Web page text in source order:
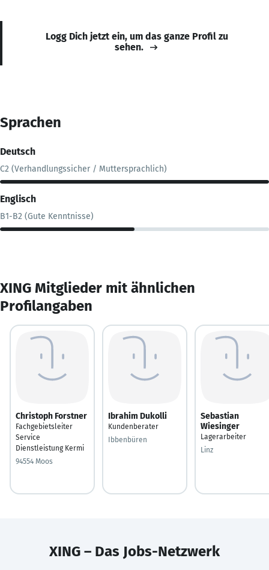
Logg Dich jetzt ein, um das ganze Profil zu
sehen.
Sprachen
Deutsch
C2 (Verhandlungssicher / Muttersprachlich)
Englisch
B1-B2 (Gute Kenntnisse)
XING Mitglieder mit ähnlichen
Profilangaben
Christoph Forstner
Fachgebietsleiter
Service
Dienstleistung Kermi
94554 Moos
Ibrahim Dukolli
Kundenberater
Ibbenbüren
Sebastian
Wiesinger
Lagerarbeiter
Linz
XING – Das Jobs-Netzwerk